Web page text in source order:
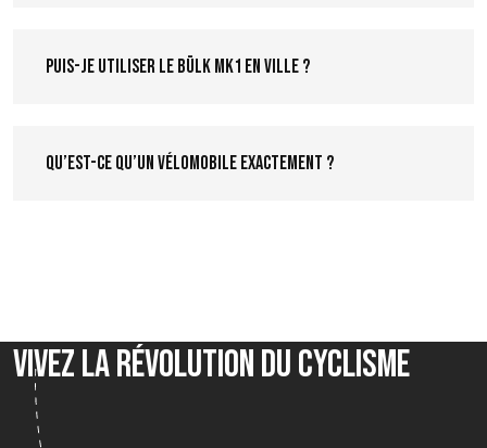
Puis-je utiliser le Bülk MK1 en ville ?
Qu’est-ce qu’un vélomobile exactement ?
Vivez la révolution du cyclisme